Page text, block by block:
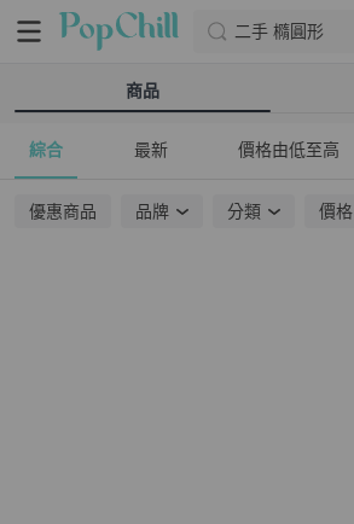
二手 橢圓形
商品
綜合 最新 價格由低至高
優惠商品 品牌 分類 價格